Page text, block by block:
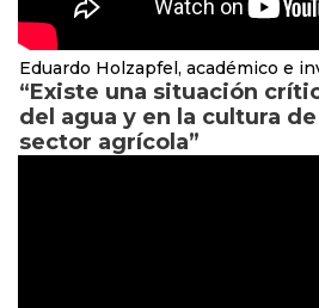
Eduardo Holzapfel, académico e
“Existe una situación
del agua y en la cultura
sector agrícola”